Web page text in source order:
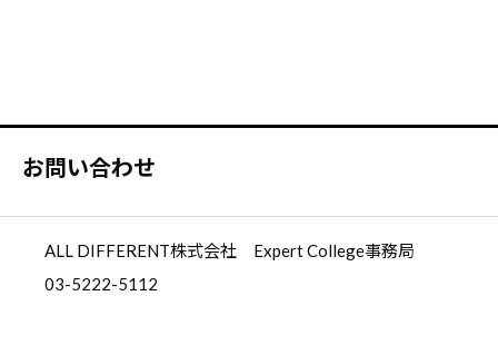
お問い合わせ
ALL DIFFERENT株式会社 Expert College事務局
03-5222-5112